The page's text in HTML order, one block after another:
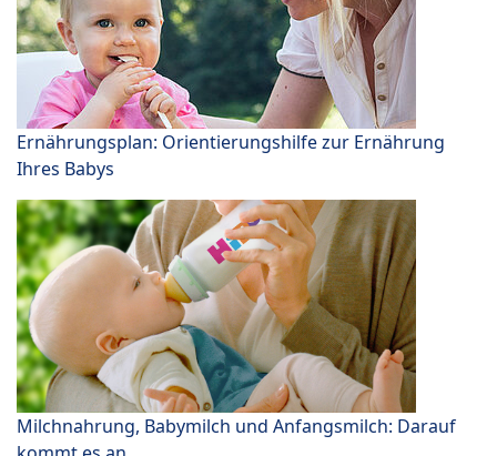
Ernährungsplan: Orientierungshilfe zur Ernährung
Ihres Babys
Milchnahrung, Babymilch und Anfangsmilch: Darauf